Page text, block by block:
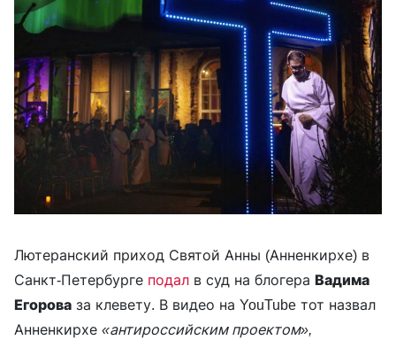
Лютеранский приход Святой Анны (Анненкирхе) в
Санкт-Петербурге подал в суд на блогера Вадима
Егорова за клевету. В видео на YouTube тот назвал
Анненкирхе «антироссийским проектом»,